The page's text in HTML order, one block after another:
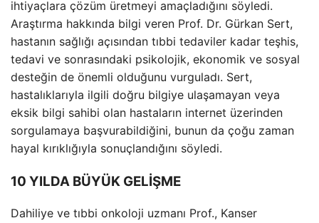
ihtiyaçlara çözüm üretmeyi amaçladığını söyledi.
Araştırma hakkında bilgi veren Prof. Dr. Gürkan Sert,
hastanın sağlığı açısından tıbbi tedaviler kadar teşhis,
tedavi ve sonrasındaki psikolojik, ekonomik ve sosyal
desteğin de önemli olduğunu vurguladı. Sert,
hastalıklarıyla ilgili doğru bilgiye ulaşamayan veya
eksik bilgi sahibi olan hastaların internet üzerinden
sorgulamaya başvurabildiğini, bunun da çoğu zaman
hayal kırıklığıyla sonuçlandığını söyledi.
10 YILDA BÜYÜK GELİŞME
Dahiliye ve tıbbi onkoloji uzmanı Prof., Kanser